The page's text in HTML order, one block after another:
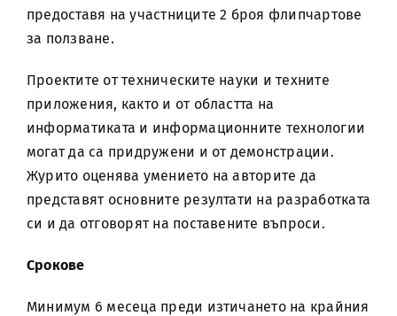
предоставя на участниците 2 броя флипчартове
за ползване.
Проектите от техническите науки и техните
приложения, както и от областта на
информатиката и информационните технологии
могат да са придружени и от демонстрации.
Журито оценява умението на авторите да
представят основните резултати на разработката
си и да отговорят на поставените въпроси.
Срокове
Минимум 6 месеца преди изтичането на крайния